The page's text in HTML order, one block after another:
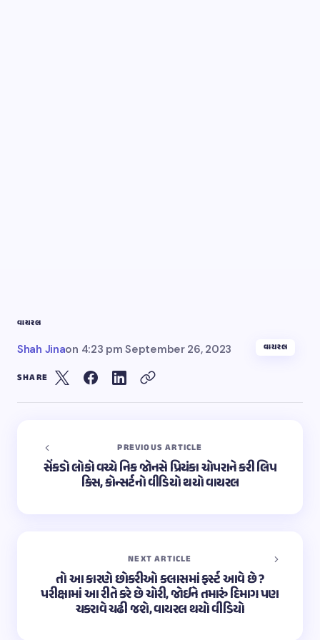
વાયરલ
Shah Jinaon 4:23 pm September 26, 2023 વાયરલ
SHARE
PREVIOUS ARTICLE
સેંકડો લોકો વચ્ચે નિક જોનસે પ્રિયંકા ચોપરાને કરી લિપ
કિસ, કોન્સર્ટનો વીડિયો થયો વાયરલ
NEXT ARTICLE
તો આ કારણે છોકરીઓ ક્લાસમાં ફર્સ્ટ આવે છે ?
પરીક્ષામાં આ રીતે કરે છે ચોરી, જોઈને તમારું દિમાગ પણ
ચકરાવે ચઢી જશે, વાયરલ થયો વીડિયો